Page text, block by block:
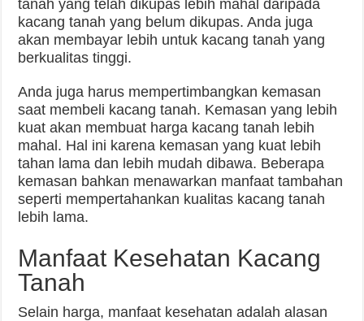
tanah yang telah dikupas lebih mahal daripada
kacang tanah yang belum dikupas. Anda juga
akan membayar lebih untuk kacang tanah yang
berkualitas tinggi.
Anda juga harus mempertimbangkan kemasan
saat membeli kacang tanah. Kemasan yang lebih
kuat akan membuat harga kacang tanah lebih
mahal. Hal ini karena kemasan yang kuat lebih
tahan lama dan lebih mudah dibawa. Beberapa
kemasan bahkan menawarkan manfaat tambahan
seperti mempertahankan kualitas kacang tanah
lebih lama.
Manfaat Kesehatan Kacang
Tanah
Selain harga, manfaat kesehatan adalah alasan